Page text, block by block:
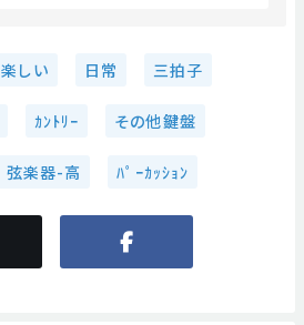
楽しい 日常 三拍子
ｶﾝﾄﾘｰ その他鍵盤
弦楽器-高 ﾊﾟｰｶｯｼｮﾝ